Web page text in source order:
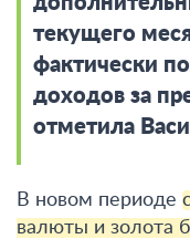
текущего
фактически
доходов за
отметила
В новом периоде
валюты и золота